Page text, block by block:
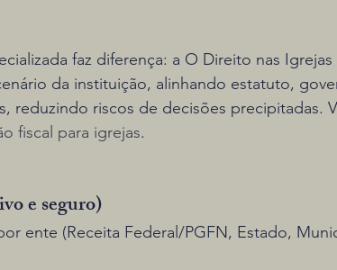
faz diferença: a O Direito nas
da instituição, alinhando estatuto,
reduzindo riscos de decisões precipitadas.
fiscal para igrejas.
e seguro)
ente (Receita Federal/PGFN, Estado,